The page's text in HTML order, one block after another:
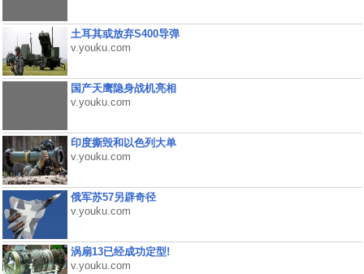
土耳其或放弃S400导弹
v.youku.com
国产天鹰隐身战机亮相
v.youku.com
印度撕毁和以色列大单
v.youku.com
俄军苏57另辟奇径
v.youku.com
涡扇13已经成功定型!
v.youku.com